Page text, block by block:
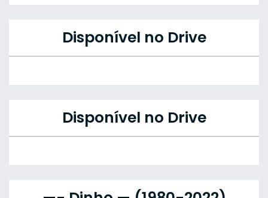
Disponível no Drive
Disponível no Drive